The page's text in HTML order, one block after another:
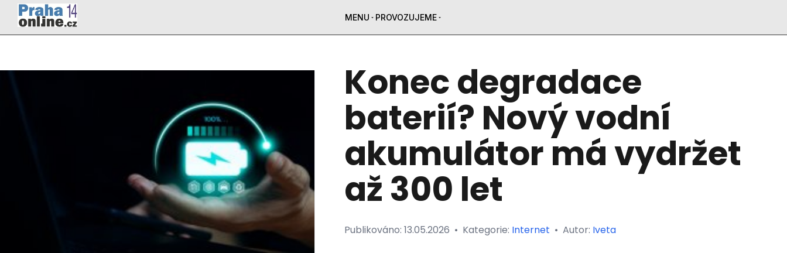
MENU PROVOZUJEME
Konec degradace
baterií? Nový vodní
akumulátor má vydržet
až 300 let
Publikováno: 13.05.2026 • Kategorie: Internet • Autor: Iveta